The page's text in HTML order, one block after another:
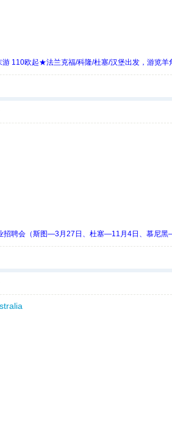
110欧起★法兰克福/科隆/杜塞/汉堡出发，游览羊
招聘会（斯图—3月27日、杜塞—11月4日、慕尼